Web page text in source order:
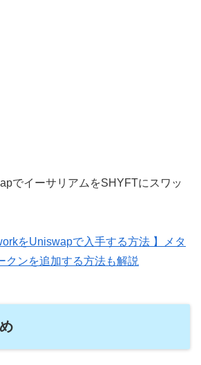
でイーサリアムをSHYFTにスワッ
をUniswapで入手する方法 】メタ
クンを追加する方法も解説